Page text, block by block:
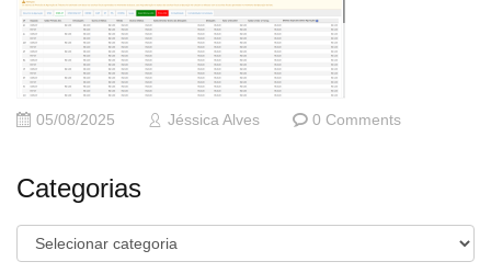
05/08/2025 Jéssica Alves 0 Comments
Categorias
Categorias